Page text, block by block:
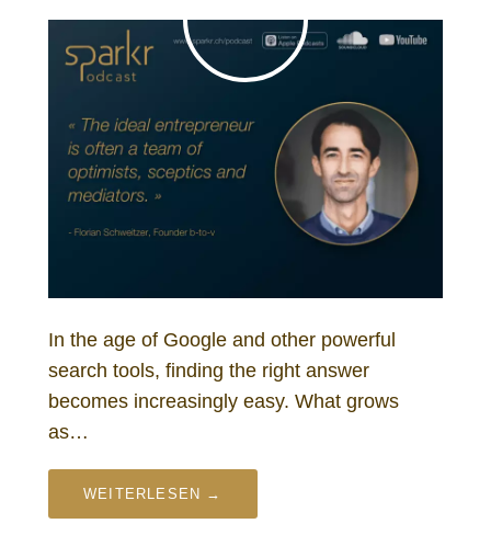
In the age of Google and other powerful
search tools, finding the right answer
becomes increasingly easy. What grows
as…
WEITERLESEN →